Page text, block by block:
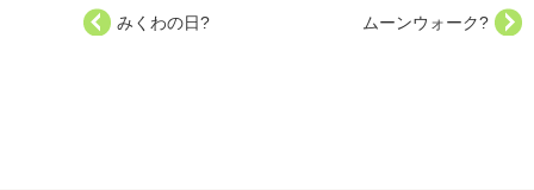
ムーンウォーク?
みくわの日?